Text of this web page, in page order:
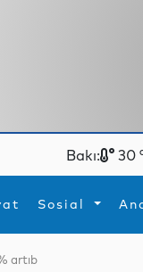
Bakı: 30
Sosial
artıb